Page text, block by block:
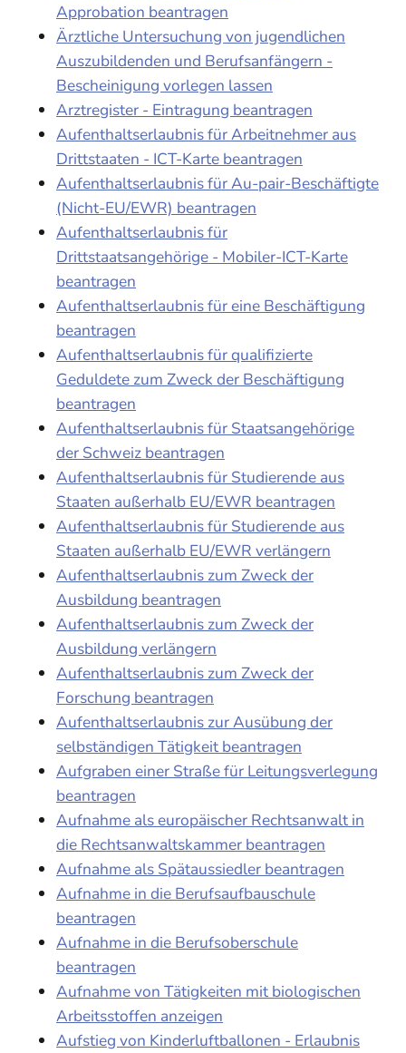
Approbation beantragen
Ärztliche Untersuchung von jugendlichen
Auszubildenden und Berufsanfängern -
Bescheinigung vorlegen lassen
Arztregister - Eintragung beantragen
Aufenthaltserlaubnis für Arbeitnehmer aus
Drittstaaten - ICT-Karte beantragen
Aufenthaltserlaubnis für Au-pair-Beschäftigte
(Nicht-EU/EWR) beantragen
Aufenthaltserlaubnis für
Drittstaatsangehörige - Mobiler-ICT-Karte
beantragen
Aufenthaltserlaubnis für eine Beschäftigung
beantragen
Aufenthaltserlaubnis für qualifizierte
Geduldete zum Zweck der Beschäftigung
beantragen
Aufenthaltserlaubnis für Staatsangehörige
der Schweiz beantragen
Aufenthaltserlaubnis für Studierende aus
Staaten außerhalb EU/EWR beantragen
Aufenthaltserlaubnis für Studierende aus
Staaten außerhalb EU/EWR verlängern
Aufenthaltserlaubnis zum Zweck der
Ausbildung beantragen
Aufenthaltserlaubnis zum Zweck der
Ausbildung verlängern
Aufenthaltserlaubnis zum Zweck der
Forschung beantragen
Aufenthaltserlaubnis zur Ausübung der
selbständigen Tätigkeit beantragen
Aufgraben einer Straße für Leitungsverlegung
beantragen
Aufnahme als europäischer Rechtsanwalt in
die Rechtsanwaltskammer beantragen
Aufnahme als Spätaussiedler beantragen
Aufnahme in die Berufsaufbauschule
beantragen
Aufnahme in die Berufsoberschule
beantragen
Aufnahme von Tätigkeiten mit biologischen
Arbeitsstoffen anzeigen
Aufstieg von Kinderluftballonen - Erlaubnis